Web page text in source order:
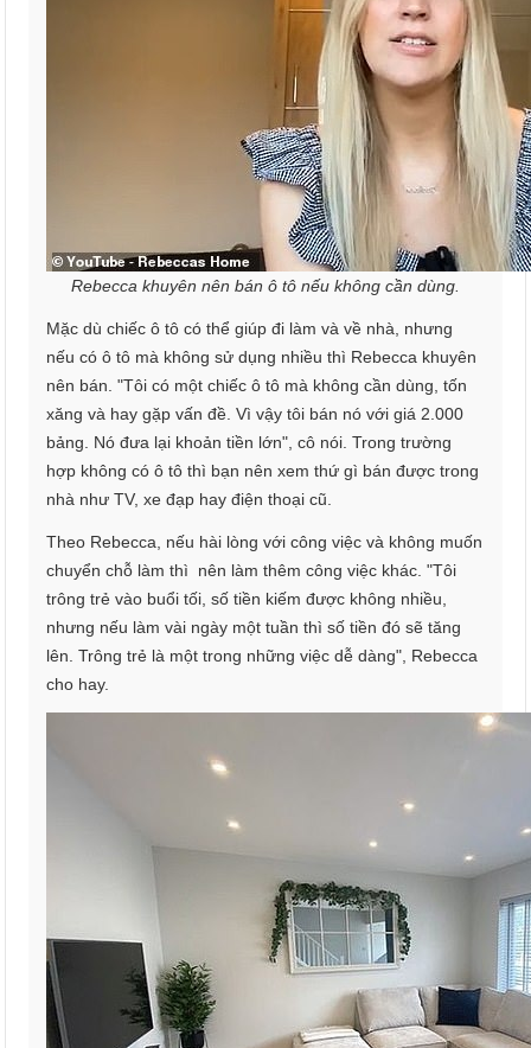
Rebecca khuyên nên bán ô tô nếu không cần dùng.
Mặc dù chiếc ô tô có thể giúp đi làm và về nhà, nhưng
nếu có ô tô mà không sử dụng nhiều thì Rebecca khuyên
nên bán. "Tôi có một chiếc ô tô mà không cần dùng, tốn
xăng và hay gặp vấn đề. Vì vậy tôi bán nó với giá 2.000
bảng. Nó đưa lại khoản tiền lớn", cô nói. Trong trường
hợp không có ô tô thì bạn nên xem thứ gì bán được trong
nhà như TV, xe đạp hay điện thoại cũ.
Theo Rebecca, nếu hài lòng với công việc và không muốn
chuyển chỗ làm thì nên làm thêm công việc khác. "Tôi
trông trẻ vào buổi tối, số tiền kiếm được không nhiều,
nhưng nếu làm vài ngày một tuần thì số tiền đó sẽ tăng
lên. Trông trẻ là một trong những việc dễ dàng", Rebecca
cho hay.